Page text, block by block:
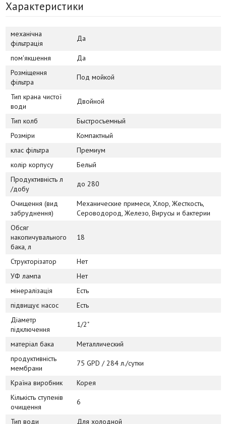
Характеристики
механічна
фільтрація
Да
пом'якшення
Да
Розміщення
фільтра
Под мойкой
Тип крана чистої
води
Двойной
Тип колб
Быстросъемный
Розміри
Компактный
клас фільтра
Премиум
колір корпусу
Белый
Продуктивність л
/добу
до 280
Очищення (вид
забруднення)
Механические примеси, Хлор, Жесткость,
Сероводород, Железо, Вирусы и бактерии
Обсяг
накопичувального
бака, л
18
Структорізатор
Нет
УФ лампа
Нет
мінералізація
Есть
підвищує насос
Есть
Діаметр
підключення
1/2"
матеріал бака
Металлический
продуктивність
мембрани
75 GPD / 284 л./сутки
Країна виробник
Корея
Кількість ступенів
очищення
6
Тип води
Для холодной